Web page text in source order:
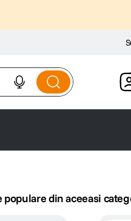
populare din aceeasi